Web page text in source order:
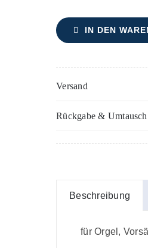
IN DEN
Versand
Rückgabe & Umtausch
Beschreibung
für Orgel,